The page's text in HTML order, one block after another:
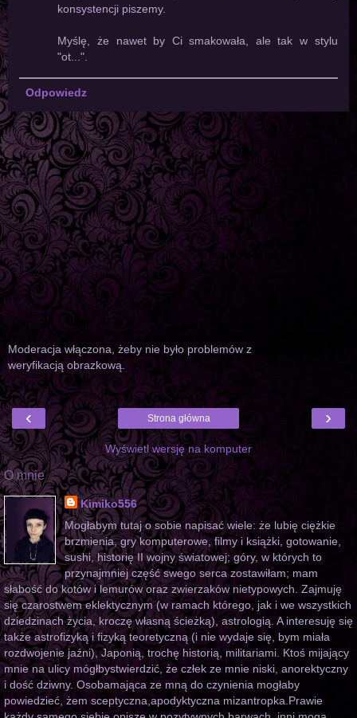
konsystencji piszemy.
Myślę, że nawet by Ci smakowała, ale tak w stylu
"ot...".
Odpowiedz
Moderacja włączona, żeby nie było problemów z
weryfikacją obrazkową.
‹ ›
Strona główna
Wyświetl wersję na komputer
O mnie
Kimiko556
Mogłabym tutaj o sobie napisać wiele: że lubię ciężkie
brzmienia, gry komputerowe, filmy i książki, gotowanie,
sushi, historię II wojny światowej; góry, w których to
przynajmniej część swego serca zostawiłam; mam
słabość do kotów i lemurów oraz zwierzaków nietypowych. Zajmuję
się czarostwem eklektycznym (w ramach którego, jak i we wszystkich
dziedzinach życia, kroczę własną ścieżką), astrologią. A interesuję się
także astrofizyką i fizyką teoretyczną (i nie wydaje się, bym miała
rozdwojenie jaźni), Japonią, trochę historią, militariami. Ktoś mijający
mnie na ulicy mógłbystwierdzić, że człek ze mnie niski, anorektyczny
i dość dziwny. Osobamająca ze mną do czynienia mogłaby
powiedzieć, żem sceptyczna,apodyktyczna mizantropka.Prawie